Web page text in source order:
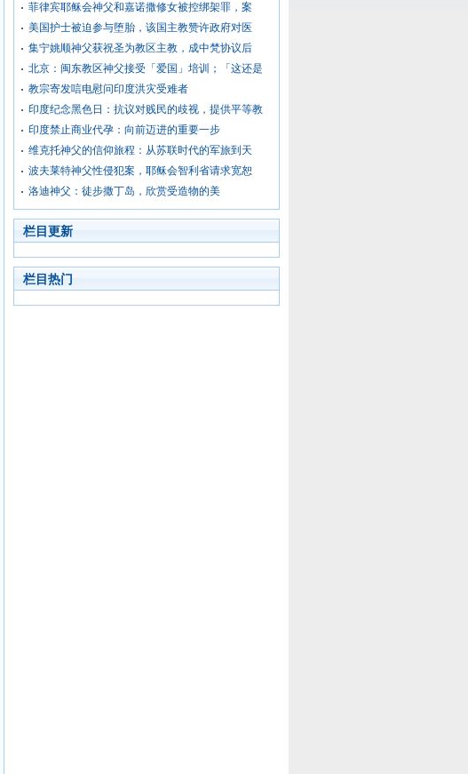
菲律宾耶稣会神父和嘉诺撒修女被控绑架罪，案
美国护士被迫参与堕胎，该国主教赞许政府对医
集宁姚顺神父获祝圣为教区主教，成中梵协议后
北京：闽东教区神父接受「爱国」培训；「这还是
教宗寄发唁电慰问印度洪灾受难者
印度纪念黑色日：抗议对贱民的歧视，提供平等教
印度禁止商业代孕：向前迈进的重要一步
维克托神父的信仰旅程：从苏联时代的军旅到天
波夫莱特神父性侵犯案，耶稣会智利省请求宽恕
洛迪神父：徒步撒丁岛，欣赏受造物的美
栏目更新
栏目热门